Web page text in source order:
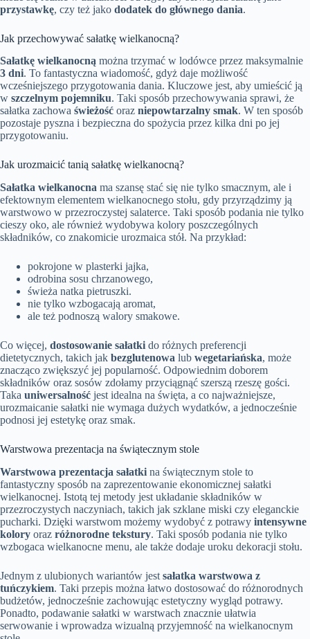
przystawkę, czy też jako dodatek do głównego dania.
Jak przechowywać sałatkę wielkanocną?
Sałatkę wielkanocną można trzymać w lodówce przez maksymalnie
3 dni. To fantastyczna wiadomość, gdyż daje możliwość
wcześniejszego przygotowania dania. Kluczowe jest, aby umieścić ją
w szczelnym pojemniku. Taki sposób przechowywania sprawi, że
sałatka zachowa świeżość oraz niepowtarzalny smak. W ten sposób
pozostaje pyszna i bezpieczna do spożycia przez kilka dni po jej
przygotowaniu.
Jak urozmaicić tanią sałatkę wielkanocną?
Sałatka wielkanocna ma szansę stać się nie tylko smacznym, ale i
efektownym elementem wielkanocnego stołu, gdy przyrządzimy ją
warstwowo w przezroczystej salaterce. Taki sposób podania nie tylko
cieszy oko, ale również wydobywa kolory poszczególnych
składników, co znakomicie urozmaica stół. Na przykład:
pokrojone w plasterki jajka,
odrobina sosu chrzanowego,
świeża natka pietruszki.
nie tylko wzbogacają aromat,
ale też podnoszą walory smakowe.
Co więcej, dostosowanie sałatki do różnych preferencji
dietetycznych, takich jak bezglutenowa lub wegetariańska, może
znacząco zwiększyć jej popularność. Odpowiednim doborem
składników oraz sosów zdołamy przyciągnąć szerszą rzeszę gości.
Taka uniwersalność jest idealna na święta, a co najważniejsze,
urozmaicanie sałatki nie wymaga dużych wydatków, a jednocześnie
podnosi jej estetykę oraz smak.
Warstwowa prezentacja na świątecznym stole
Warstwowa prezentacja sałatki na świątecznym stole to
fantastyczny sposób na zaprezentowanie ekonomicznej sałatki
wielkanocnej. Istotą tej metody jest układanie składników w
przezroczystych naczyniach, takich jak szklane miski czy eleganckie
pucharki. Dzięki warstwom możemy wydobyć z potrawy intensywne
kolory oraz różnorodne tekstury. Taki sposób podania nie tylko
wzbogaca wielkanocne menu, ale także dodaje uroku dekoracji stołu.
Jednym z ulubionych wariantów jest sałatka warstwowa z
tuńczykiem. Taki przepis można łatwo dostosować do różnorodnych
budżetów, jednocześnie zachowując estetyczny wygląd potrawy.
Ponadto, podawanie sałatki w warstwach znacznie ułatwia
serwowanie i wprowadza wizualną przyjemność na wielkanocnym